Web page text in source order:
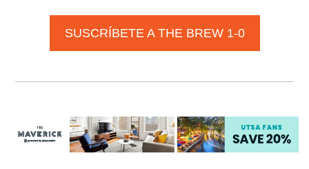
SUSCRÍBETE A THE BREW 1-0